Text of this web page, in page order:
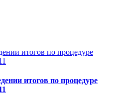
итогов по процедуре
итогов по процедуре